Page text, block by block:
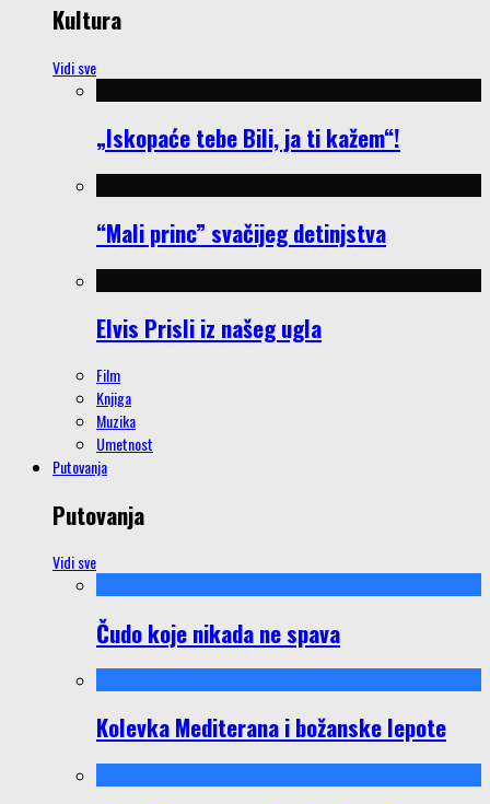
Kultura
Vidi sve
„Iskopaće tebe Bili, ja ti kažem“!
“Mali princ” svačijeg detinjstva
Elvis Prisli iz našeg ugla
Film
Knjiga
Muzika
Umetnost
Putovanja
Putovanja
Vidi sve
Čudo koje nikada ne spava
Kolevka Mediterana i božanske lepote